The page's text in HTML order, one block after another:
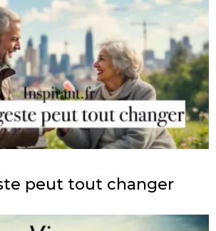
peut tout changer